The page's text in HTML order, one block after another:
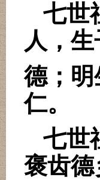
七世
人，
德；
仁。
七世
褒齿